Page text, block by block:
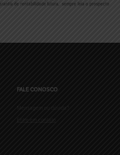
de rentabilidade futura, sempre leia o prospecto
FALE CONOSCO
Mensagem ou dúvida?
Entre em contato